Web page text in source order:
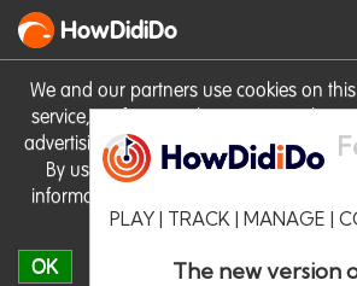
We and our partners use cookies on
service, perform analytics, personalise
advertising performance and remember
By using the site you consent to these
information on cookies including how
our Cookie Policy
OK
HowDidiDo
PLAY | TRACK | MANAGE |
The new version